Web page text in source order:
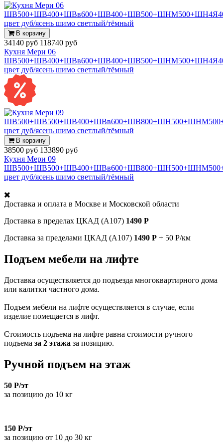
В корзину
34140 руб 118740 руб
Кухня Мери 06
цвет дуб/ясень шимо светлый/тёмный
В корзину
38500 руб 133890 руб
Кухня Мери 09
цвет дуб/ясень шимо светлый/тёмный
Доставка и оплата в Москве и Московской области
Доставка в пределах ЦКАД (А107) 1490 Р
Доставка за пределами ЦКАД (А107) 1490 Р + 50 Р/км
Подъем мебели на лифте
Доставка осуществляется до подъезда многоквартирного дома
или калитки частного дома.
Подъем мебели на лифте осуществляется в случае, если
изделие помещается в лифт.
Стоимость подъема на лифте равна стоимости ручного
подъема за 2 этажа за позицию.
Ручной подъем на этаж
50 Р/эт
за позицию до 10 кг
150 Р/эт
за позицию от 10 до 30 кг